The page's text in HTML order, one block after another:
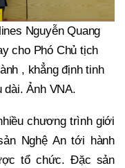
Nguyễn Quang
cho Phó Chủ tịch
, khẳng định tinh
dài. Ảnh VNA.
chương trình giới
Nghệ An tới hành
tổ chức. Đặc sản